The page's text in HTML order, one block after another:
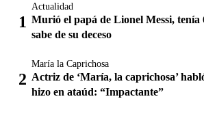
Actualidad
Murió el papá de Lionel Messi, tenía
sabe de su deceso
María la Caprichosa
Actriz de ‘María, la caprichosa’
hizo en ataúd: “Impactante”